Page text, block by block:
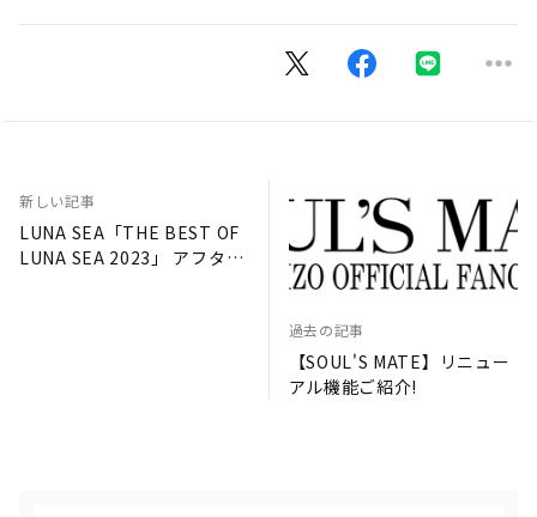
新しい記事
LUNA SEA「THE BEST OF
LUNA SEA 2023」 アフター
過去の記事
【SOUL'S MATE】リニュー
アル機能ご紹介!